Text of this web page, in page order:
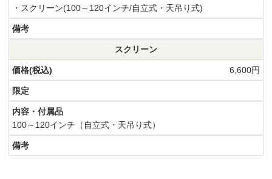
・スクリーン(100～120インチ/自立式・天吊り式)
スクリーン
6,600円
100～120インチ（自立式・天吊り式）